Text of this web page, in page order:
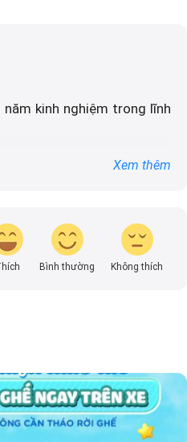
kinh nghiệm trong lĩnh
thông tin chính xác được
Xem thêm
Bình thường Không thích